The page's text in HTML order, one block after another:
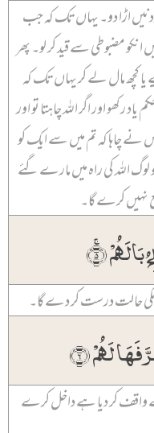
اڑا دو۔ یہاں تک کہ جب
مضبوطی سے قید کر لو۔ پھر
یا کچھ مال لے کر یہاں تک کہ
رکھو اور اگر اللہ چاہتا تو اور
چاہا کہ تم میں سے ایک کو
اللہ کی راہ میں مارے گئے
نہیں کرے گا۔
ۚ﴿۵﴾
انکی حالت درست کر دے گا۔
لَہُمۡ ﴿۶﴾
واقف کر دیا ہے داخل کرے